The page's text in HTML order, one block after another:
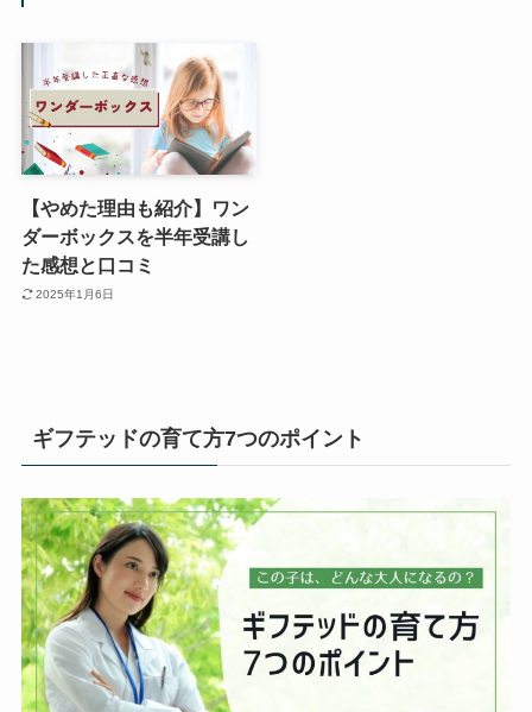
【やめた理由も紹介】ワン
ダーボックスを半年受講し
た感想と口コミ
2025年1月6日
ギフテッドの育て方7つのポイント